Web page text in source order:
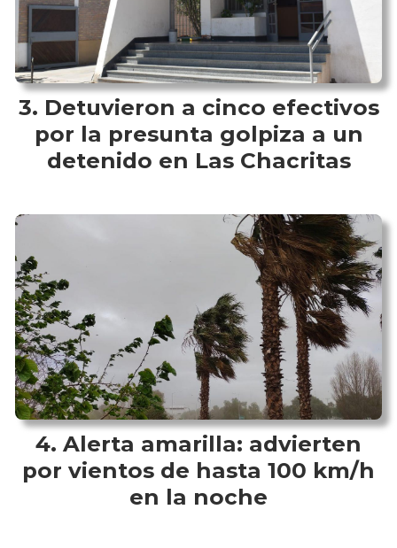
Detuvieron a cinco efectivos
por la presunta golpiza a un
detenido en Las Chacritas
Alerta amarilla: advierten
por vientos de hasta 100 km/h
en la noche